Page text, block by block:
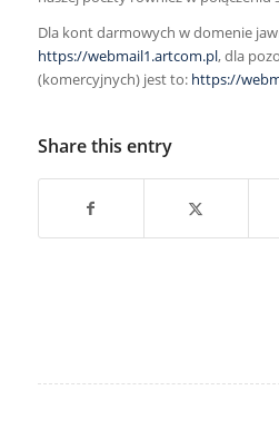
Dla kont darmowych w domenie
https://webmail1.artcom.pl, dla
(komercyjnych) jest to: https://
Share this entry